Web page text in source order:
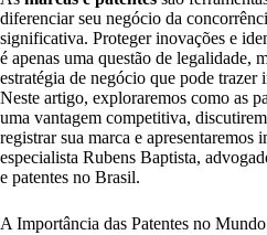
diferenciar seu negócio da
significativa. Proteger inovações e
é apenas uma questão de legalidade,
estratégia de negócio que pode trazer
Neste artigo, exploraremos como as
uma vantagem competitiva,
registrar sua marca e apresentaremos
especialista Rubens Baptista,
e patentes no Brasil.
A Importância das Patentes no